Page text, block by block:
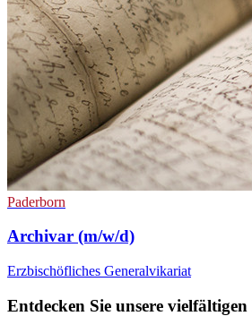
Paderborn
Archivar (m/w/d)
Erzbischöfliches Generalvikariat
Entdecken Sie unsere